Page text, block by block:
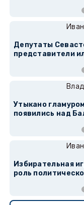
Депутаты
представители
Утыкано
появились над
Избирательная
роль